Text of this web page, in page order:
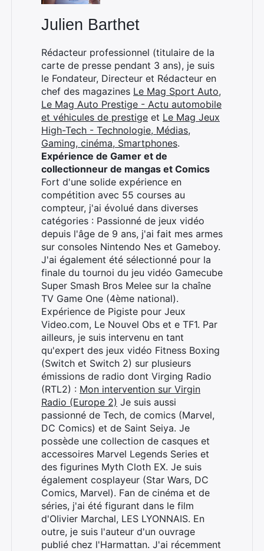
Julien Barthet
Rédacteur professionnel (titulaire de la
carte de presse pendant 3 ans), je suis
le Fondateur, Directeur et Rédacteur en
chef des magazines Le Mag Sport Auto,
Le Mag Auto Prestige - Actu automobile
et véhicules de prestige et Le Mag Jeux
High-Tech - Technologie, Médias,
Gaming, cinéma, Smartphones.
Expérience de Gamer et de
collectionneur de mangas et Comics
Fort d'une solide expérience en
compétition avec 55 courses au
compteur, j'ai évolué dans diverses
catégories : Passionné de jeux vidéo
depuis l'âge de 9 ans, j'ai fait mes armes
sur consoles Nintendo Nes et Gameboy.
J'ai également été sélectionné pour la
finale du tournoi du jeu vidéo Gamecube
Super Smash Bros Melee sur la chaîne
TV Game One (4ème national).
Expérience de Pigiste pour Jeux
Video.com, Le Nouvel Obs et e TF1. Par
ailleurs, je suis intervenu en tant
qu'expert des jeux vidéo Fitness Boxing
(Switch et Switch 2) sur plusieurs
émissions de radio dont Virging Radio
(RTL2) : Mon intervention sur Virgin
Radio (Europe 2) Je suis aussi
passionné de Tech, de comics (Marvel,
DC Comics) et de Saint Seiya. Je
possède une collection de casques et
accessoires Marvel Legends Series et
des figurines Myth Cloth EX. Je suis
également cosplayeur (Star Wars, DC
Comics, Marvel). Fan de cinéma et de
séries, j'ai été figurant dans le film
d'Olivier Marchal, LES LYONNAIS. En
outre, je suis l'auteur d'un ouvrage
publié chez l'Harmattan. J'ai récemment
Rechercher